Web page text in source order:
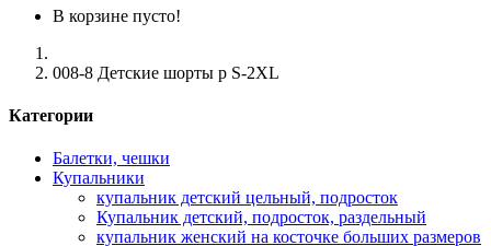
В корзине пусто!
008-8 Детские шорты р S-2XL
Категории
Балетки, чешки
Купальники
купальник детский цельный, подросток
Купальник детский, подросток, раздельный
купальник женский на косточке больших размеров